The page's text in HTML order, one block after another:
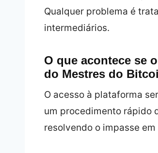
Qualquer problema é
intermediários.
O que acontece se
do Mestres do
O acesso à plataforma
um procedimento rápido
resolvendo o impasse